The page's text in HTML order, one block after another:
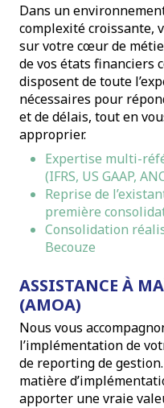
Dans un
complexité croissante,
sur votre cœur de
de vos états financiers
disposent de toute
nécessaires pour
et de délais, tout en
approprier.
Expertise multi-
(IFRS, US GAAP,
Reprise de
première
Consolidation
Becouze
ASSISTANCE À
(AMOA)
Nous vous
l’implémentation de
de reporting de
matière
apporter une vraie